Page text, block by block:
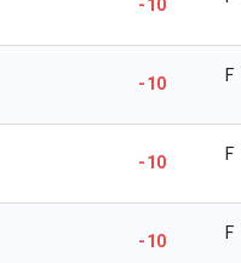
-10
-10 F
-10 F
-10 F